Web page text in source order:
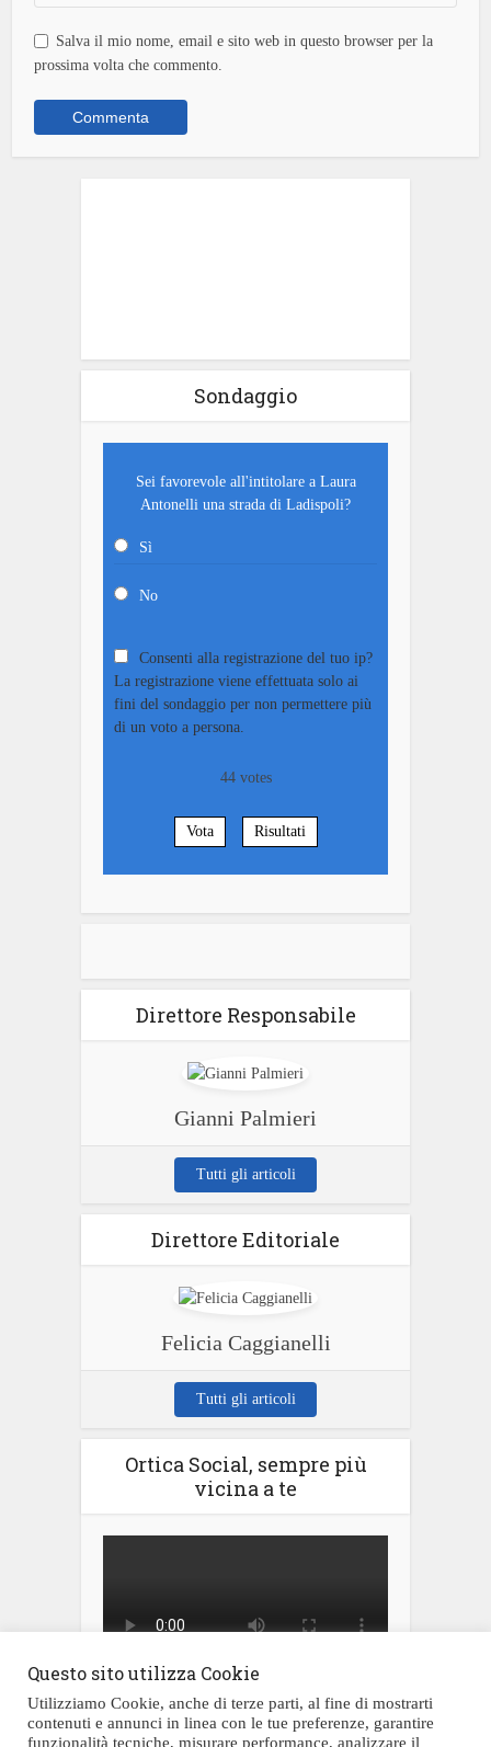
Salva il mio nome, email e sito web in questo browser per la
prossima volta che commento.
Sondaggio
Sei favorevole all'intitolare a Laura
Antonelli una strada di Ladispoli?
Sì
No
Consenti alla registrazione del tuo ip?
La registrazione viene effettuata solo ai
fini del sondaggio per non permettere più
di un voto a persona.
44votes
Vota Risultati
Direttore Responsabile
Gianni Palmieri
Tutti gli articoli
Direttore Editoriale
Felicia Caggianelli
Tutti gli articoli
Ortica Social, sempre più
vicina a te
Questo sito utilizza Cookie
Utilizziamo Cookie, anche di terze parti, al fine di mostrarti
contenuti e annunci in linea con le tue preferenze, garantire
funzionalità tecniche, misurare performance, analizzare il